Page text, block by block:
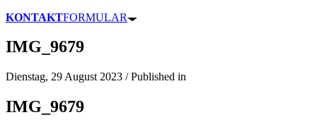
KONTAKTFORMULAR
IMG_9679
Dienstag, 29 August 2023 /Published in
IMG_9679